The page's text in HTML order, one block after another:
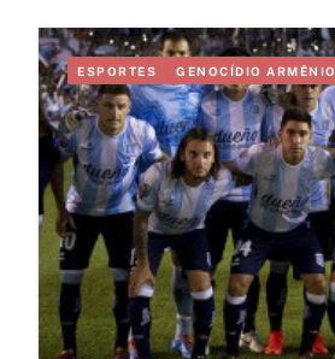
ESPORTES GENOCÍDIO ARMÊNIO